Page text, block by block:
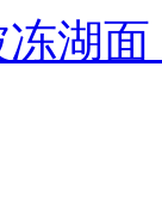
湖